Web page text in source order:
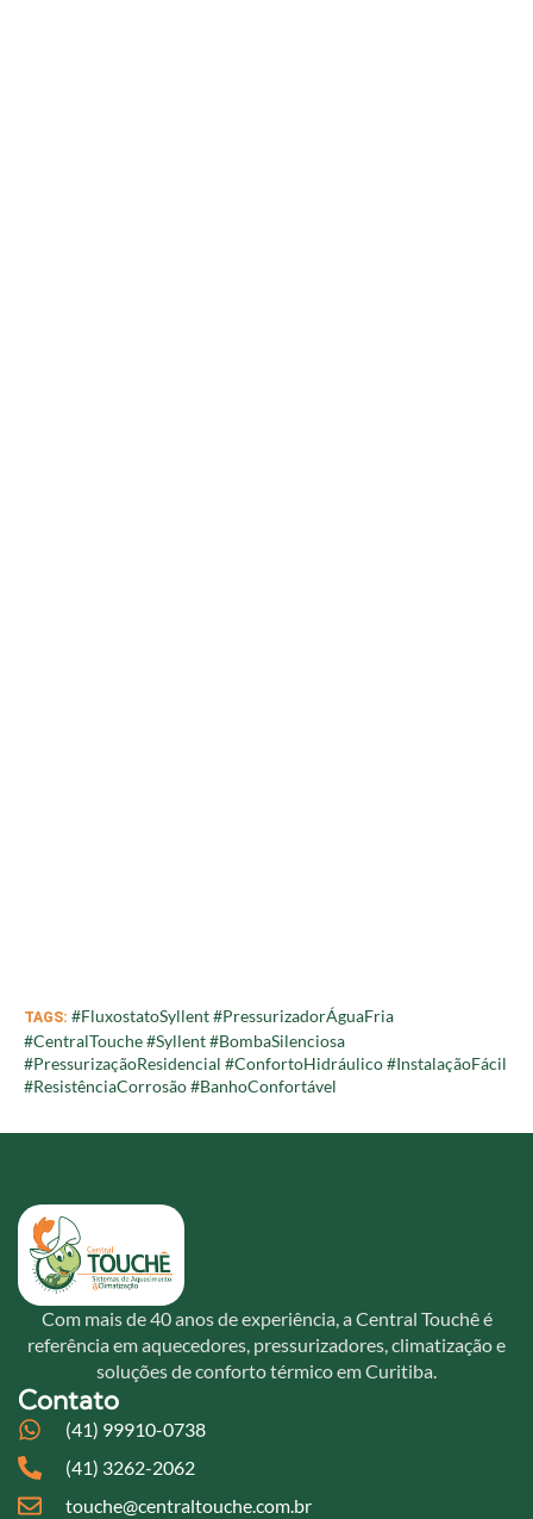
TAGS: #FluxostatoSyllent #PressurizadorÁguaFria
#CentralTouche #Syllent #BombaSilenciosa
#PressurizaçãoResidencial #ConfortoHidráulico #InstalaçãoFácil
#ResistênciaCorrosão #BanhoConfortável
Com mais de 40 anos de experiência, a Central Touchê é
referência em aquecedores, pressurizadores, climatização e
soluções de conforto térmico em Curitiba.
Contato
(41) 99910-0738
(41) 3262-2062
touche@centraltouche.com.br